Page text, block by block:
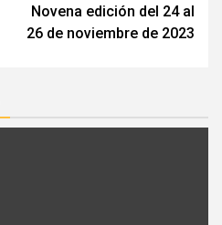
Novena edición del 24 al
26 de noviembre de 2023